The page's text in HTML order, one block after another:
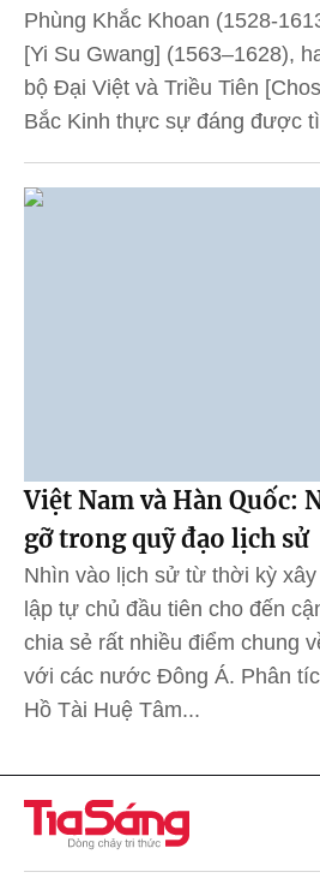
Phùng Khắc Khoan (1528-
[Yi Su Gwang] (1563–1628),
bộ Đại Việt và Triều Tiên
Bắc Kinh thực sự đáng được
Việt Nam và Hàn Quốc:
gỡ trong quỹ đạo lịch sử
Nhìn vào lịch sử từ thời kỳ
lập tự chủ đầu tiên cho đến
chia sẻ rất nhiều điểm chung
với các nước Đông Á. Phân
Hồ Tài Huệ Tâm...